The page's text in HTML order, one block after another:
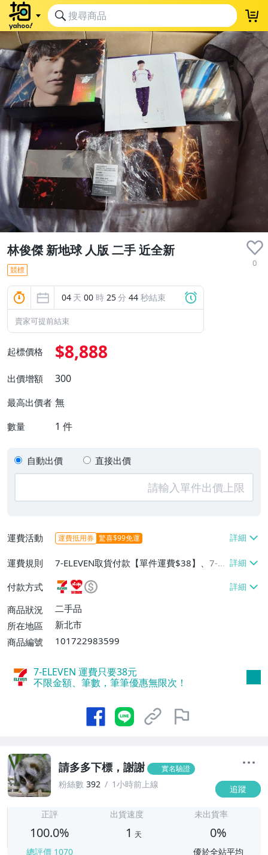
林俊傑 新地球 人版 二手 近全新
0
競標
04 天 00 時 25分 44 秒結束
賣家可提前結束
起標價格 $8,888
出價增額 300
最高出價者 無
數量 1 件
自動出價 直接出價
運費活動 運費抵用券 驚喜$99免運
運費規則
7-ELEVEN取貨付款【單件運費$38】、7-EL
EVEN取貨不付款【單件運費$38】、萊爾富
取貨付款【單件運費$60】、宅配/貨運【單
件運費$200】、郵局掛號【單件運費$10
0】、大型/超重物品運送【單件運費$30
付款方式
商品狀況
二手品
所在地區
新北市
商品編號
101722983599
7-ELEVEN 運費只要38元
不限金額、筆數，筆筆優惠無限次！
請多多下標，謝謝 實名驗證
粉絲數 392 1小時前上線 追蹤
正評
100.0%
總評價 1070
出貨速度
1 天
未出貨率
0%
優於全站平均